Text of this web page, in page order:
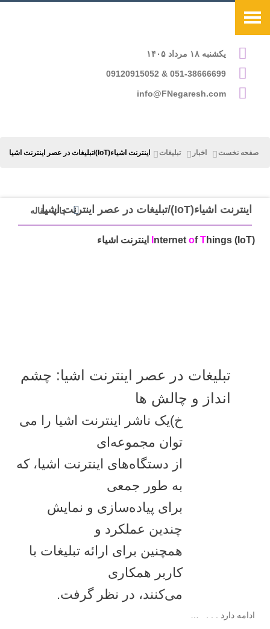
یکشنبه ۱۸ مرداد ۱۴۰۵
051-38666699 & 09120915052
info@FNegaresh.com
صفحه نخست اخبار تبلیغات اینترنت اشیاء(IoT)/تبلیغات در عصر اینترنت اشیا
اینترنت اشیاء(IoT)/تبلیغات در عصر اینترنت اشیا چاپ مقاله
nternet ofThings (IoT) اینترنت اشیاء
تبلیغات در عصر اینترنت اشیا: چشم
انداز و چالش ها
خ)یک ناشر اینترنت اشیا را می
توان مجموعه‌ای
از دستگاه‌های اینترنت اشیا، که
به طور جمعی
برای پیاده‌سازی و نمایش
چندین عملکرد و
همچنین برای ارائه تبلیغات با
کاربر همکاری
می‌کنند، در نظر گرفت.
ادامه دارد . . . …